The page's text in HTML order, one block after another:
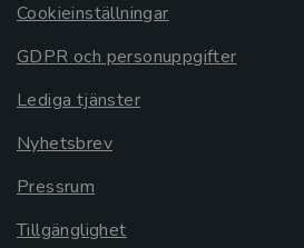
Cookieinställningar
GDPR och personuppgifter
Lediga tjänster
Nyhetsbrev
Pressrum
Tillgänglighet